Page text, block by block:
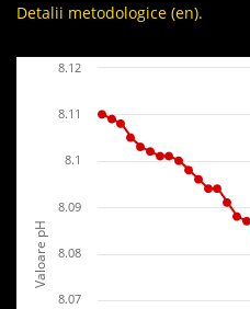
Detalii metodologice (en).
Valoare pH 8.08
8.1
8.12
8.07
8.09
8.11